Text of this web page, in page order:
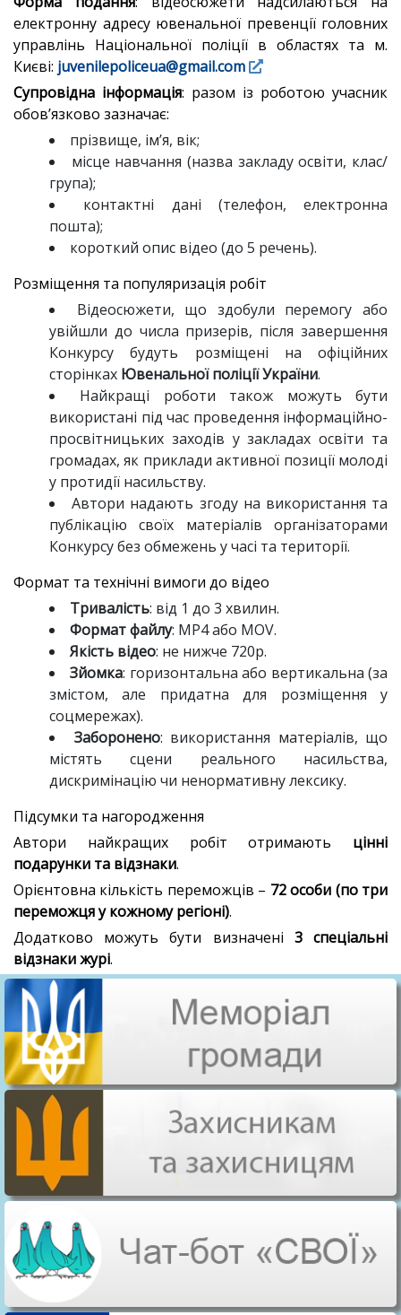
електронну адресу ювенальної превенції головних
управлінь Національної поліції в областях та м.
Києві: juvenilepoliceua@gmail.com
Супровідна інформація: разом із роботою учасник
обов’язково зазначає:
прізвище, ім’я, вік;
місце навчання (назва закладу освіти, клас/
група);
контактні дані (телефон, електронна
пошта);
короткий опис відео (до 5 речень).
Розміщення та популяризація робіт
Відеосюжети, що здобули перемогу або
увійшли до числа призерів, після завершення
Конкурсу будуть розміщені на офіційних
сторінках Ювенальної поліції України.
Найкращі роботи також можуть бути
використані під час проведення інформаційно-
просвітницьких заходів у закладах освіти та
громадах, як приклади активної позиції молоді
у протидії насильству.
Автори надають згоду на використання та
публікацію своїх матеріалів організаторами
Конкурсу без обмежень у часі та території.
Формат та технічні вимоги до відео
Тривалість: від 1 до 3 хвилин.
Формат файлу: MP4 або MOV.
Якість відео: не нижче 720р.
Зйомка: горизонтальна або вертикальна (за
змістом, але придатна для розміщення у
соцмережах).
Заборонено: використання матеріалів, що
містять сцени реального насильства,
дискримінацію чи ненормативну лексику.
Підсумки та нагородження
Автори найкращих робіт отримають цінні
подарунки та відзнаки.
Орієнтовна кількість переможців – 72 особи (по три
переможця у кожному регіоні).
Додатково можуть бути визначені 3 спеціальні
відзнаки журі.